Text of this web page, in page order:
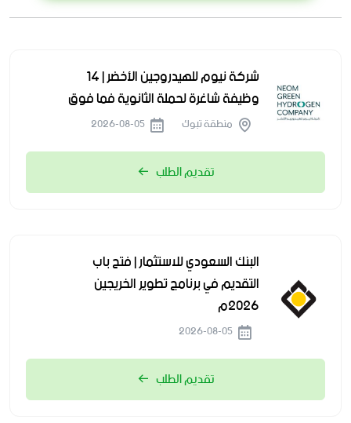
شركة نيوم للهيدروجين الأخضر | 14
وظيفة شاغرة لحملة الثانوية فما فوق
منطقة تبوك
تقديم الطلب
البنك السعودي للاستثمار | فتح باب
التقديم في برنامج تطوير الخريجين
2026م
تقديم الطلب